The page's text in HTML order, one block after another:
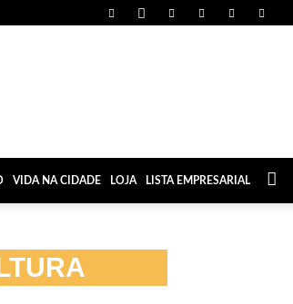
VIDA NA CIDADE LOJA LISTA EMPRESARIAL